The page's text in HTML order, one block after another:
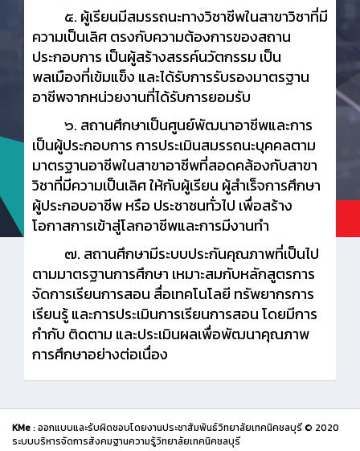
๕. ผู้เรียนมีสมรรถนะทางวิชาชีพในสาขาวิชาที่มี
ความเป็นเลิศ ตรงกับความต้องการของสถาน
ประกอบการ เป็นผู้สร้างสรรค์นวัตกรรม เป็น
พลเมืองที่เข้มแข็ง และได้รับการรับรองมาตรฐาน
อาชีพจากหน่วยงานที่ได้รับการยอมรับ
๖. สถานศึกษาเป็นศูนย์พัฒนาอาชีพและการ
เป็นผู้ประกอบการ การประเมินสมรรถนะบุคคลตาม
มาตรฐานอาชีพในสาขาอาชีพที่สอดคล้องกับสาขา
วิชาที่มีความเป็นเลิศ ให้กับผู้เรียน ผู้สำเร็จการศึกษา
ผู้ประกอบอาชีพ หรือ ประชาชนทั่วไป เพื่อสร้าง
โอกาสการเข้าสู่โลกอาชีพและการมีงานทำ
๗. สถานศึกษามีระบบประกันคุณภาพที่เป็นไป
ตามมาตรฐานการศึกษา เหมาะสมกับหลักสูตรการ
จัดการเรียนการสอน สื่อเทคโนโลยี ทรัพยากรการ
เรียนรู้ และการประเมินการเรียนการสอน โดยมีการ
กำกับ ติดตาม และประเมินผลเพื่อพัฒนาคุณภาพ
การศึกษาอย่างต่อเนื่อง
KMe: ออกแบบและรับผิดชอบโดยงานประชาสัมพันธ์วิทยาลัยเทคนิคชลบุรี © 2020
ระบบบริหารจัดการสังคมฐานความรู้วิทยาลัยเทคนิคชลบุรี